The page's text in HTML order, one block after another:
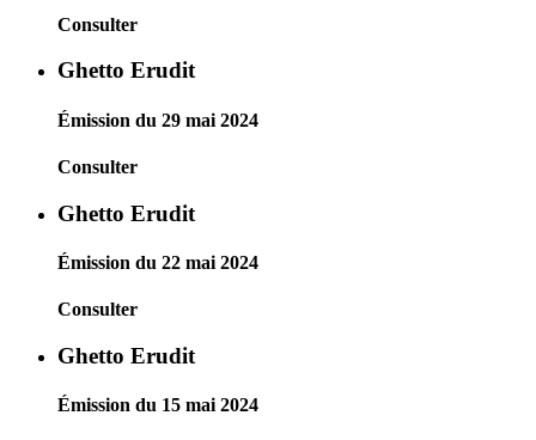
Consulter
Ghetto Erudit
Émission du 29 mai 2024
Consulter
Ghetto Erudit
Émission du 22 mai 2024
Consulter
Ghetto Erudit
Émission du 15 mai 2024